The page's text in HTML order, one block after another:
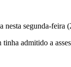
nesta segunda-feira
admitido a